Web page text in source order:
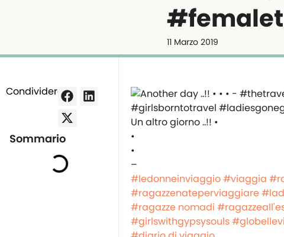
11 Marzo 2019
Condividere:
Sommario
Un altro giorno ..!! •
•
•
–
#ledonneinviaggio#viaggia
#ragazzenateperviaggiare
#ragazze nomadi
#girlswithgypsysouls